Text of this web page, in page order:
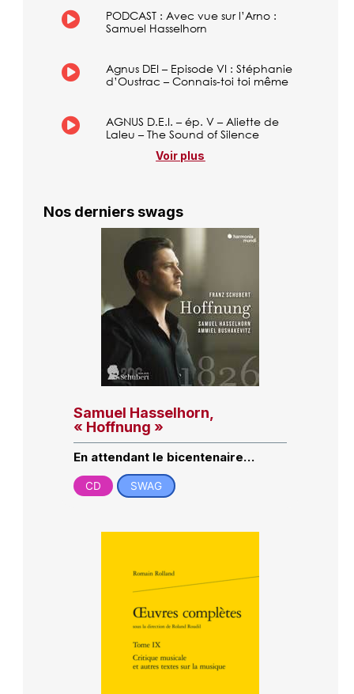
PODCAST : Avec vue sur l’Arno :
Samuel Hasselhorn
Agnus DEI – Episode VI : Stéphanie
d’Oustrac – Connais-toi toi même
AGNUS D.E.I. – ép. V – Aliette de
Laleu – The Sound of Silence
Voir plus
Nos derniers swags
Samuel Hasselhorn,
« Hoffnung »
En attendant le bicentenaire…
CD SWAG